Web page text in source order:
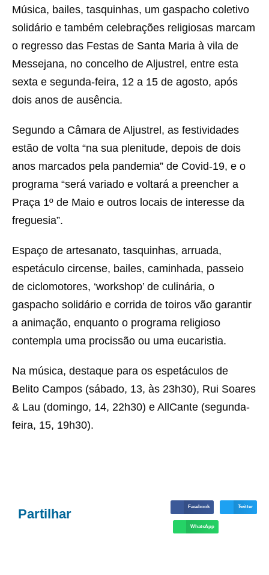
Música, bailes, tasquinhas, um gaspacho coletivo
solidário e também celebrações religiosas marcam
o regresso das Festas de Santa Maria à vila de
Messejana, no concelho de Aljustrel, entre esta
sexta e segunda-feira, 12 a 15 de agosto, após
dois anos de ausência.
Segundo a Câmara de Aljustrel, as festividades
estão de volta “na sua plenitude, depois de dois
anos marcados pela pandemia” de Covid-19, e o
programa “será variado e voltará a preencher a
Praça 1º de Maio e outros locais de interesse da
freguesia”.
Espaço de artesanato, tasquinhas, arruada,
espetáculo circense, bailes, caminhada, passeio
de ciclomotores, ‘workshop’ de culinária, o
gaspacho solidário e corrida de toiros vão garantir
a animação, enquanto o programa religioso
contempla uma procissão ou uma eucaristia.
Na música, destaque para os espetáculos de
Belito Campos (sábado, 13, às 23h30), Rui Soares
& Lau (domingo, 14, 22h30) e AllCante (segunda-
feira, 15, 19h30).
Partilhar Facebook Twitter
WhatsApp